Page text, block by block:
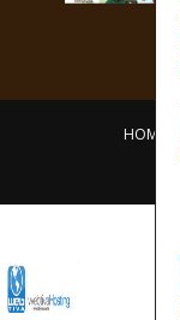
HOME